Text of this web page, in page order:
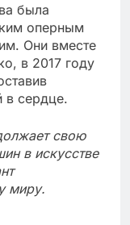
была
оперным
Они вместе
в 2017 году
в сердце.
свою
в искусстве
миру.